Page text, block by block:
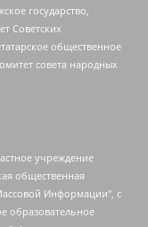
государство,
Советских
общественное
совета народных
Ирина Брониславовна, Кашин Олег Владимирович, Петров Николай Владимирович, Пивоваров Алексей Владимирович, Соколов Михаил Владимирович, Цветкова Юлия Владимировна, Чичваркин Евгений Александрович, Комитет против пыток/Команда против пыток, Общество с ограниченной ответственностью "Первый научный", Общество с ограниченной ответственностью "Вертолет и ко", Белоцерковская Вероника Борисовна, Кац Максим Евгеньевич, Лазарева Татьяна Юрьевна, Шаведдинов Руслан Табризович, Яшин Илья Валерьевич, Общество с ограниченной ответственностью "Иноагент ААВ", Алешковский Дмитрий Петрович, Альбац Евгения Марковна, Быков Дмитрий Львович, Галямина Юлия Евгеньевна, Лойко Сергей Леонидович, Мартынов Кирилл Константинович, Медведев Сергей Александрович, Крашенинников Федор Геннадиевич, Гордеева Катерина Вл